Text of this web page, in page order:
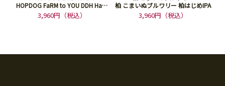
HOPDOG FaRM to YOU DDH Hazy
IPA
3,960円（税込）
柏 こまいぬブルワリー 柏はじめIPA
3,960円（税込）